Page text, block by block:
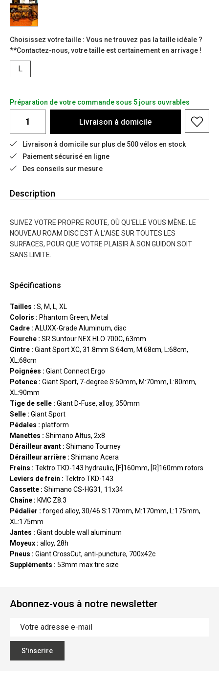
Choisissez votre taille : Vous ne trouvez pas la taille idéale ?
**Contactez-nous, votre taille est certainement en arrivage !
L
Préparation de votre commande sous 5 jours ouvrables
Livraison à domicile
Livraison à domicile sur plus de 500 vélos en stock
Paiement sécurisé en ligne
Des conseils sur mesure
Description
SUIVEZ VOTRE PROPRE ROUTE, OÙ QU'ELLE VOUS MÈNE. LE
NOUVEAU ROAM DISC EST À L’AISE SUR TOUTES LES
SURFACES, POUR QUE VOTRE PLAISIR À SON GUIDON SOIT
SANS LIMITE.
Spécifications
Tailles : S, M, L, XL
Coloris : Phantom Green, Metal
Cadre : ALUXX-Grade Aluminum, disc
Fourche : SR Suntour NEX HLO 700C, 63mm
Cintre : Giant Sport XC, 31.8mm S:64cm, M:68cm, L:68cm,
XL:68cm
Poignées : Giant Connect Ergo
Potence : Giant Sport, 7-degree S:60mm, M:70mm, L:80mm,
XL:90mm
Tige de selle : Giant D-Fuse, alloy, 350mm
Selle : Giant Sport
Pédales : platform
Manettes : Shimano Altus, 2x8
Dérailleur avant : Shimano Tourney
Dérailleur arrière : Shimano Acera
Freins : Tektro TKD-143 hydraulic, [F]160mm, [R]160mm rotors
Leviers de frein : Tektro TKD-143
Cassette : Shimano CS-HG31, 11x34
Chaîne : KMC Z8.3
Pédalier : forged alloy, 30/46 S:170mm, M:170mm, L:175mm,
XL:175mm
Jantes : Giant double wall aluminum
Moyeux : alloy, 28h
Pneus : Giant CrossCut, anti-puncture, 700x42c
Suppléments : 53mm max tire size
Abonnez-vous à notre newsletter
S'inscrire